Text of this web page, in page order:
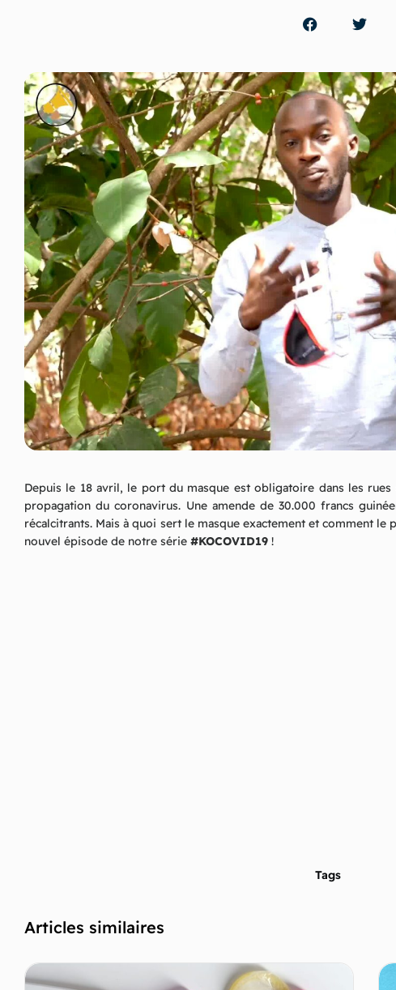
Depuis le 18 avril, le port du masque est obligatoire dans les
propagation du coronavirus. Une amende de 30.000 francs
récalcitrants. Mais à quoi sert le masque exactement et comment le
nouvel épisode de notre série #KOCOVID19 !
Tags
Articles similaires